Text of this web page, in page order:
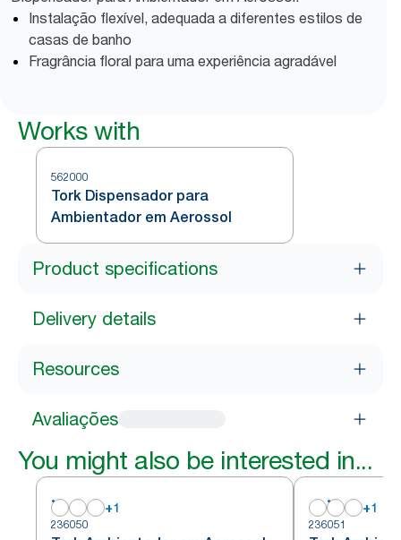
Instalação flexível, adequada a diferentes estilos de
casas de banho
Fragrância floral para uma experiência agradável
Works with
562000
Tork Dispensador para
Ambientador em Aerossol
Product specifications
Delivery details
Resources
Avaliações
You might also be interested in...
+1
236050
+1
236051